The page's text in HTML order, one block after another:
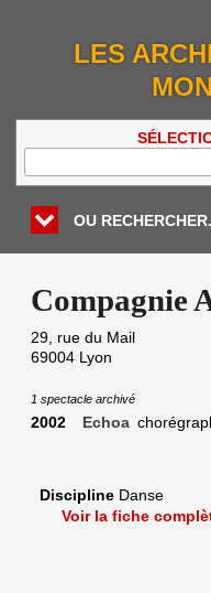
LES
OU
Compagnie
29, rue du Mail
69004 Lyon
1 spectacle archivé
2002 Echoa
Discipline Danse
Voir la fiche